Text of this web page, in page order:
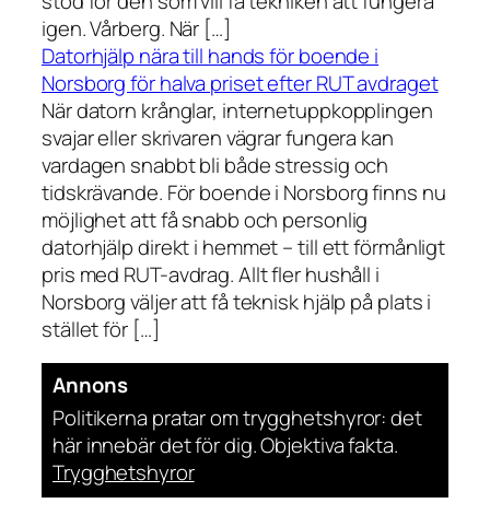
igen. Vårberg. När […]
Datorhjälp nära till hands för boende i
Norsborg för halva priset efter RUT avdraget
När datorn krånglar, internetuppkopplingen
svajar eller skrivaren vägrar fungera kan
vardagen snabbt bli både stressig och
tidskrävande. För boende i Norsborg finns nu
möjlighet att få snabb och personlig
datorhjälp direkt i hemmet – till ett förmånligt
pris med RUT-avdrag. Allt fler hushåll i
Norsborg väljer att få teknisk hjälp på plats i
stället för […]
Annons
Politikerna pratar om trygghetshyror: det
här innebär det för dig. Objektiva fakta.
Trygghetshyror